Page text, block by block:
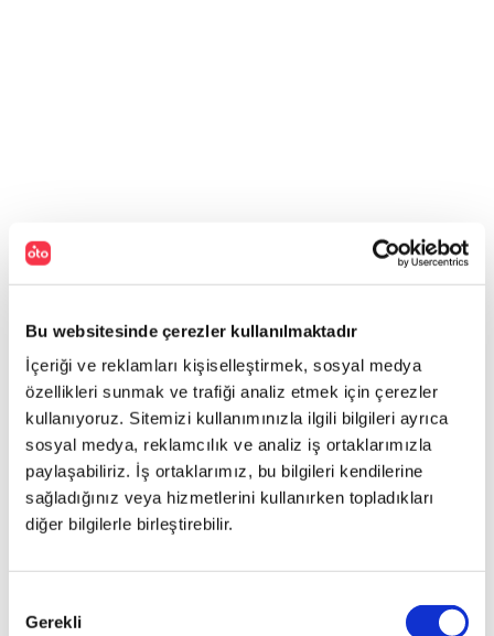
Bu websitesinde çerezler kullanılmaktadır
İçeriği ve reklamları kişiselleştirmek, sosyal medya
özellikleri sunmak ve trafiği analiz etmek için çerezler
kullanıyoruz. Sitemizi kullanımınızla ilgili bilgileri ayrıca
sosyal medya, reklamcılık ve analiz iş ortaklarımızla
paylaşabiliriz. İş ortaklarımız, bu bilgileri kendilerine
sağladığınız veya hizmetlerini kullanırken topladıkları
diğer bilgilerle birleştirebilir.
Seçimi
Gerekli
İlginizi çekebilecek haberler